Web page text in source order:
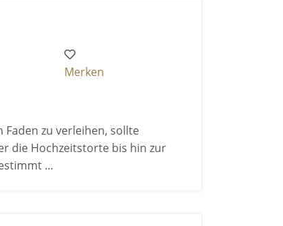
Merken
zu verleihen, sollte
die Hochzeitstorte bis hin zur
...